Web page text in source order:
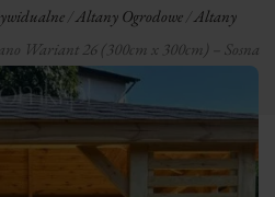
Altany Ogrodowe Altany
Wariant 26 (300cm x 300cm) – Sosna
(opcja)